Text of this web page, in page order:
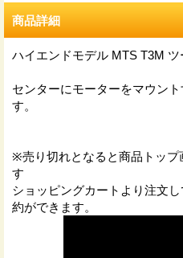
商品詳細
ハイエンドモデル MTS T3M ツ
センターにモーターをマウン
す。
※売り切れとなると商品トップ
す
ショッピングカートより注文
約ができます。